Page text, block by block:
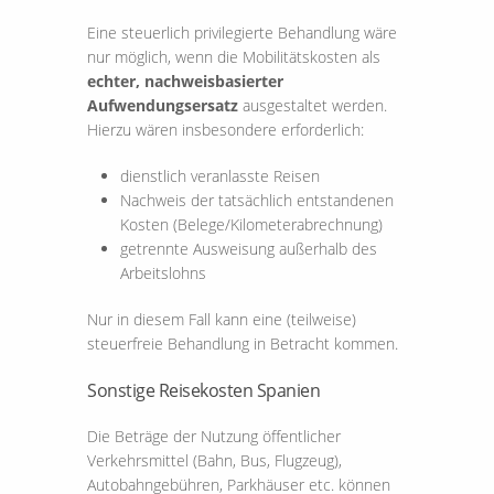
Eine steuerlich privilegierte Behandlung wäre
nur möglich, wenn die Mobilitätskosten als
echter, nachweisbasierter
Aufwendungsersatz ausgestaltet werden.
Hierzu wären insbesondere erforderlich:
dienstlich veranlasste Reisen
Nachweis der tatsächlich entstandenen
Kosten (Belege/Kilometerabrechnung)
getrennte Ausweisung außerhalb des
Arbeitslohns
Nur in diesem Fall kann eine (teilweise)
steuerfreie Behandlung in Betracht kommen.
Sonstige Reisekosten Spanien
Die Beträge der Nutzung öffentlicher
Verkehrsmittel (Bahn, Bus, Flugzeug),
Autobahngebühren, Parkhäuser etc. können